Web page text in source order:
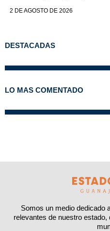
2 DE AGOSTO DE 2026
DESTACADAS
LO MAS COMENTADO
Somos un medio dedicado
relevantes de nuestro